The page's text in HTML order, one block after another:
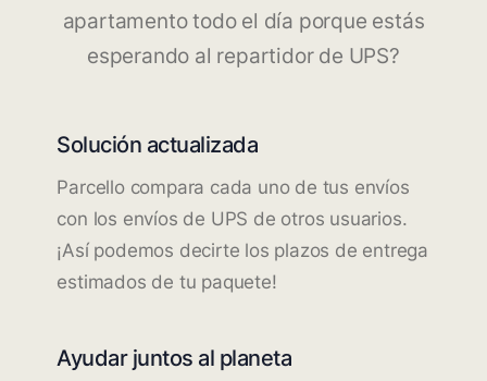
apartamento todo el día porque estás
esperando al repartidor de UPS?
Solución actualizada
Parcello compara cada uno de tus envíos
con los envíos de UPS de otros usuarios.
¡Así podemos decirte los plazos de entrega
estimados de tu paquete!
Ayudar juntos al planeta